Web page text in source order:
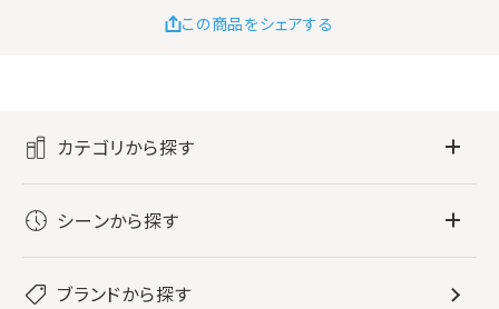
この商品をシェアする
カテゴリから探す
レディース香水
すべてのバス・ボディケア
ホームフレグランス
シーンから探す
ブランドから探す